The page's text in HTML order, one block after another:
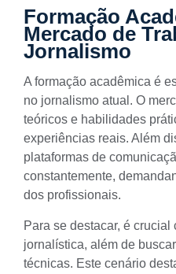
Formação
Mercado de
Jornalismo
A formação acadêmica é
no jornalismo atual. O
teóricos e habilidades
experiências reais. Além
plataformas de
constantemente,
dos profissionais.
Para se destacar, é
jornalística, além de
técnicas. Este cenário